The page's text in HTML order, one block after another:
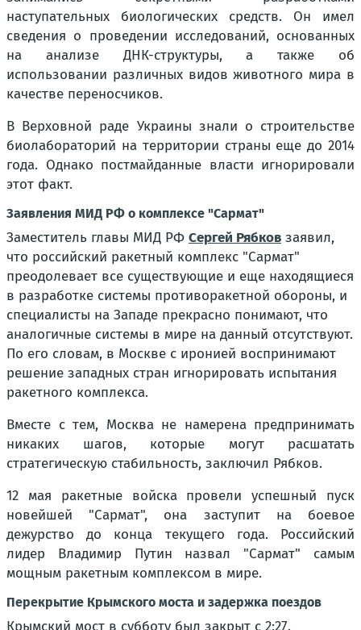
наступательных биологических средств. Он имел
сведения о проведении исследований, основанных
на анализе ДНК-структуры, а также об
использовании различных видов животного мира в
качестве переносчиков.
В Верховной раде Украины знали о строительстве
биолабораторий на территории страны еще до 2014
года. Однако постмайданные власти игнорировали
этот факт.
Заявления МИД РФ о комплексе "Сармат"
Заместитель главы МИД РФ Сергей Рябков заявил,
что российский ракетный комплекс "Сармат"
преодолевает все существующие и еще находящиеся
в разработке системы противоракетной обороны, и
специалисты на Западе прекрасно понимают, что
аналогичные системы в мире на данный отсутствуют.
По его словам, в Москве с иронией воспринимают
решение западных стран игнорировать испытания
ракетного комплекса.
Вместе с тем, Москва не намерена предпринимать
никаких шагов, которые могут расшатать
стратегическую стабильность, заключил Рябков.
12 мая ракетные войска провели успешный пуск
новейшей "Сармат", она заступит на боевое
дежурство до конца текущего года. Российский
лидер Владимир Путин назвал "Сармат" самым
мощным ракетным комплексом в мире.
Перекрытие Крымского моста и задержка поездов
Крымский мост в субботу был закрыт с 2:27.